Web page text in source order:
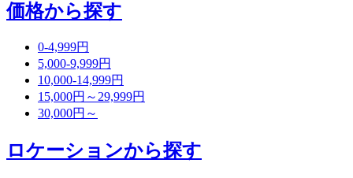
価格から探す
0-4,999円
5,000-9,999円
10,000-14,999円
15,000円～29,999円
30,000円～
ロケーションから探す